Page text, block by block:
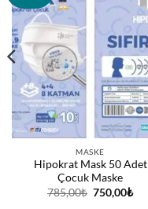
MASKE
Hipokrat Mask 50 Adet
Çocuk Maske
785,00₺ Orijinal
fiyat:
750,00₺Şu